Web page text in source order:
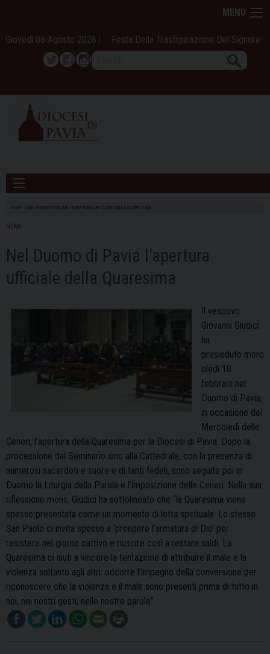
content
MENU
Giovedì 06 Agosto 2026 Festa Della Trasfigurazione Del Signore
TwitterFacebook
Instagram
HOME NEL DUOMO DI PAVIA L’APERTURA UFFICIALE DELLA QUARESIMA
NEWS
Nel Duomo di Pavia l’apertura
ufficiale della Quaresima
Il vescovo
Giovanni Giudici
ha
presieduto merc
oledì 18
febbraio nel
Duomo di Pavia,
in occasione del
Mercoledì delle
Ceneri, l’apertura della Quaresima per la Diocesi di Pavia. Dopo la
processione dal Seminario sino alla Cattedrale, con la presenza di
numerosi sacerdoti e suore e di tanti fedeli, sono seguite poi in
Duomo la Liturgia della Parola e l’imposizione delle Ceneri. Nella sua
riflessione mons. Giudici ha sottolineato che “la Quaresima viene
spesso presentata come un momento di lotta spirituale. Lo stesso
San Paolo ci invita spesso a ‘prendere l’armatura di Dio’ per
resistere nel giorno cattivo e riuscire così a restare saldi. La
Quaresima ci aiuti a vincere la tentazione di attribuire il male e la
violenza soltanto agli altri: occorre l’impegno della conversione per
riconoscere che la violenza e il male sono presenti prima di tutto in
noi, nei nostri gesti, nelle nostre parole”.